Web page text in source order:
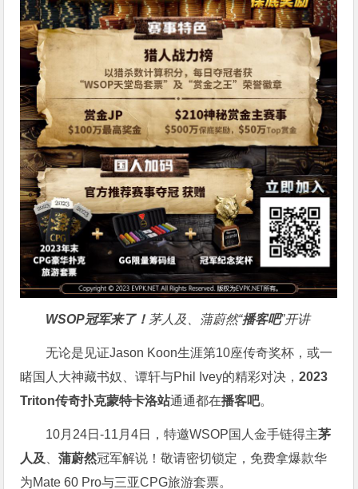
WSOP冠军来了！ 茅人及、蒲蔚然“播客吧”开讲
无论是见证Jason Koon生涯第10座传奇奖杯，或一
睹国人大神藏书奴、谭轩与Phil Ivey的精彩对决，2023
Triton传奇扑克蒙特卡洛站通通都在播客吧。
10月24日-11月4日，特邀WSOP国人金手链得主茅
人及
、蒲蔚然冠军解说！敬请密切锁定，免费拿爆款华
为Mate 60 Pro与三亚CPG旅游套票。